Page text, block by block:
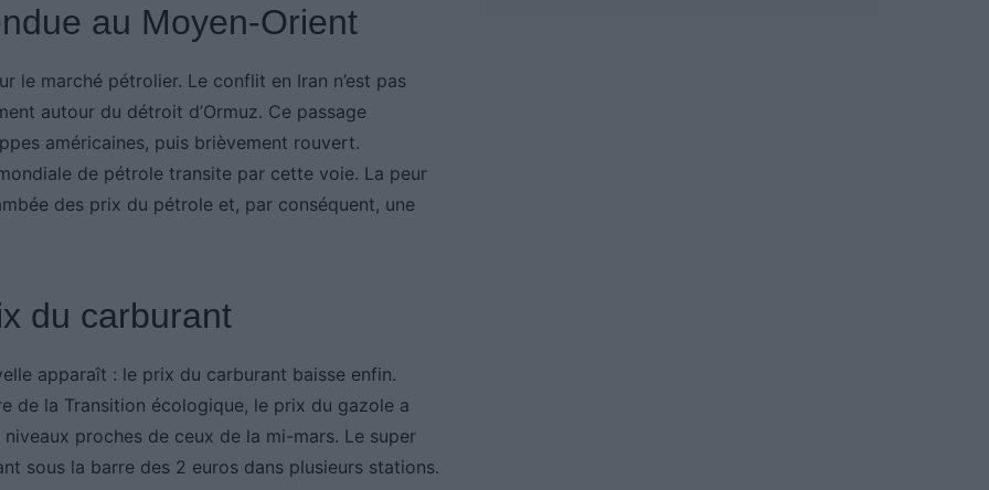
au Moyen-Orient
le marché pétrolier. Le conflit en Iran n’est pas
autour du détroit d’Ormuz. Ce passage
américaines, puis brièvement rouvert.
de pétrole transite par cette voie. La peur
des prix du pétrole et, par conséquent, une
du carburant
apparaît : le prix du carburant baisse enfin.
de la Transition écologique, le prix du gazole a
proches de ceux de la mi-mars. Le super
sous la barre des 2 euros dans plusieurs stations.